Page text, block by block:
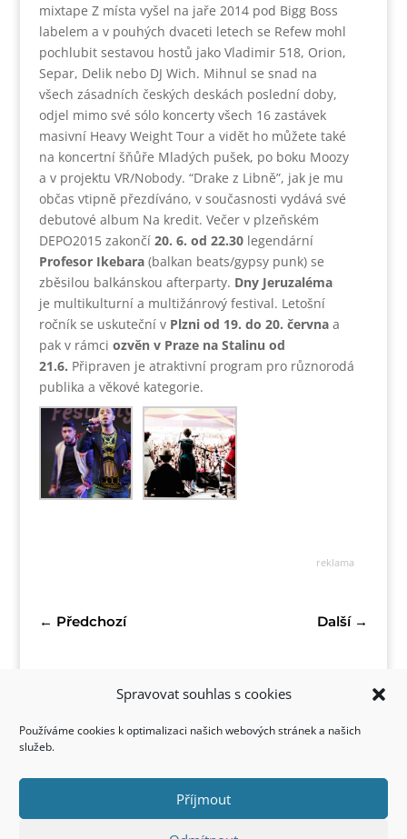
Spravovat souhlas s cookies
Používáme cookies k optimalizaci našich webových stránek a našich
služeb.
Příjmout
mixtape Z místa vyšel na jaře 2014 pod Bigg Boss
labelem a v pouhých dvaceti letech se Refew mohl
pochlubit sestavou hostů jako Vladimir 518, Orion,
Separ, Delik nebo DJ Wich. Mihnul se snad na
všech zásadních českých deskách poslední doby,
odjel mimo své sólo koncerty všech 16 zastávek
masivní Heavy Weight Tour a vidět ho můžete také
na koncertní šňůře Mladých pušek, po boku Moozy
a v projektu VR/Nobody. “Drake z Libně”, jak je mu
občas vtipně přezdíváno, v současnosti vydává své
debutové album Na kredit. Večer v plzeňském
DEPO2015 zakončí 20. 6. od 22.30legendární
Profesor Ikebara(balkan beats/gypsy punk) se
zběsilou balkánskou afterparty. Dny Jeruzaléma
je multikulturní a multižánrový festival. Letošní
ročník se uskuteční v Plzni od 19. do 20. června a
pak v rámci ozvěn v Praze na Stalinu od
21.6. Připraven je atraktivní program pro různorodá
publika a věkové kategorie.
reklama
← Předchozí Další→
Kontakt